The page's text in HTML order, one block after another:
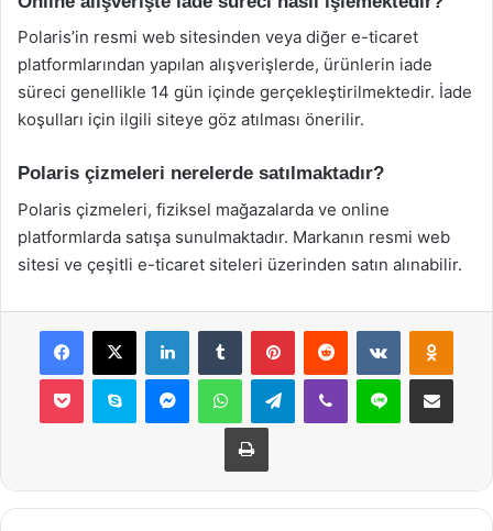
Polaris’in resmi web sitesinden veya diğer e-ticaret
platformlarından yapılan alışverişlerde, ürünlerin iade
süreci genellikle 14 gün içinde gerçekleştirilmektedir. İade
koşulları için ilgili siteye göz atılması önerilir.
Polaris çizmeleri nerelerde satılmaktadır?
Polaris çizmeleri, fiziksel mağazalarda ve online
platformlarda satışa sunulmaktadır. Markanın resmi web
sitesi ve çeşitli e-ticaret siteleri üzerinden satın alınabilir.
Facebook
X LinkedInTumblr PinterestReddit VKontakte
Pocket Skype MessengerWhatsAppTelegramViber Line E-Posta ile
Yazdır